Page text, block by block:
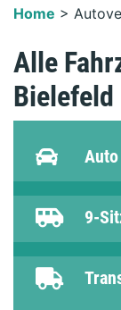
Home >
Alle
Bielefeld
9-